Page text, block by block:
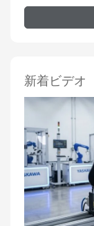
新着ビデオ